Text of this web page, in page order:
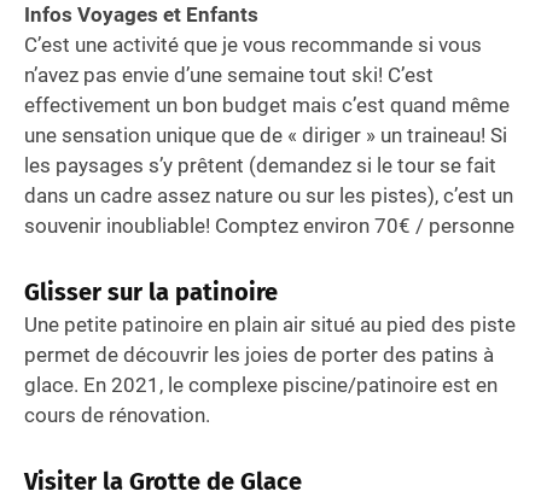
Infos Voyages et Enfants
C’est une activité que je vous recommande si vous
n’avez pas envie d’une semaine tout ski! C’est
effectivement un bon budget mais c’est quand même
une sensation unique que de « diriger » un traineau! Si
les paysages s’y prêtent (demandez si le tour se fait
dans un cadre assez nature ou sur les pistes), c’est un
souvenir inoubliable! Comptez environ 70€ / personne
Glisser sur la patinoire
Une petite patinoire en plain air situé au pied des piste
permet de découvrir les joies de porter des patins à
glace. En 2021, le complexe piscine/patinoire est en
cours de rénovation.
Visiter la Grotte de Glace